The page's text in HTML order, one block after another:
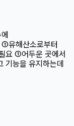
유해산소로부터
요 ①어두운 곳에서
기능을 유지하는데